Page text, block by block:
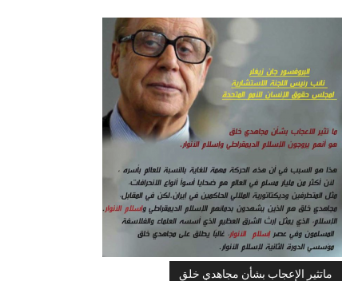
ماتثير الإعجاب بشأن مجاهدي خلق